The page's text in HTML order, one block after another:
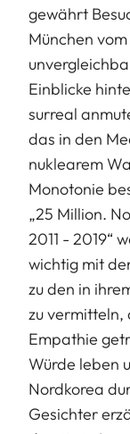
gewährt
München
Einblicke
surreal
das in den
nuklearem
Monotonie
„25 Million.
2011 - 2019“
wichtig mit
zu den in
zu vermitteln,
Empathie
Würde leben
Nordkorea
Gesichter